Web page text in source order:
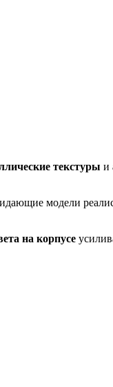
текстуры и
модели
на корпусе